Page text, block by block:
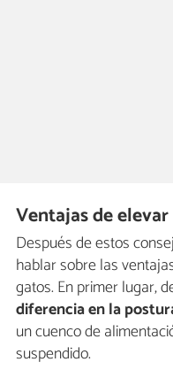
Ventajas de
Después de estos
hablar sobre las
gatos. En primer lugar,
diferencia en la
un cuenco de
suspendido.